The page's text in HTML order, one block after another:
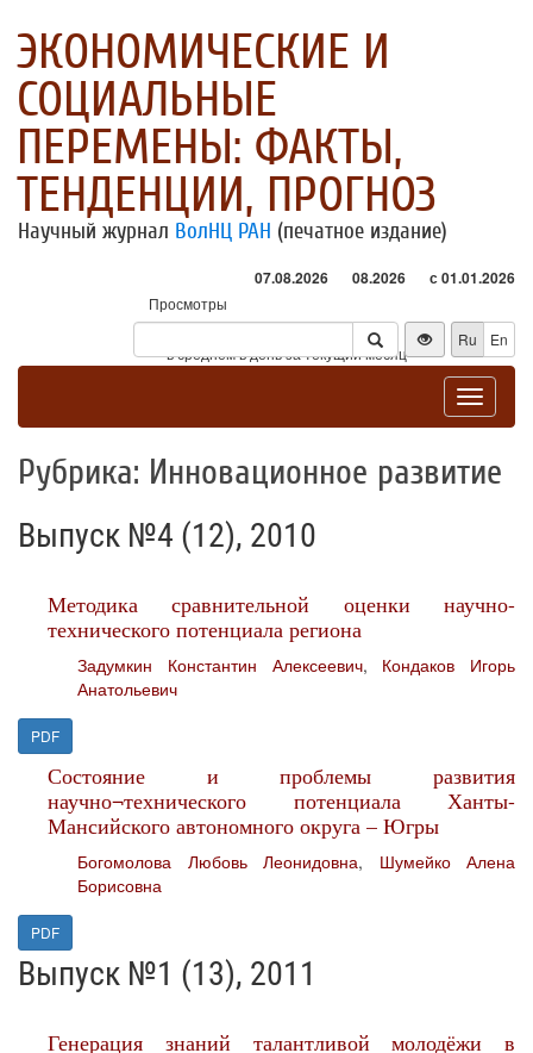
ЭКОНОМИЧЕСКИЕ И
СОЦИАЛЬНЫЕ
ПЕРЕМЕНЫ: ФАКТЫ,
ТЕНДЕНЦИИ, ПРОГНОЗ
Научный журнал ВолНЦ РАН (печатное издание)
07.08.2026 08.2026 с 01.01.2026
Просмотры
Посетители
* - в среднем в день за текущий месяц
Ru En
Toggle
Рубрика: Инновационное развитие
Выпуск №4 (12), 2010
Методика сравнительной оценки научно-
технического потенциала региона
Задумкин Константин Алексеевич, Кондаков Игорь
Анатольевич
PDF
Состояние и проблемы развития
научно¬технического потенциала Ханты-
Мансийского автономного округа – Югры
Богомолова Любовь Леонидовна, Шумейко Алена
Борисовна
PDF
Выпуск №1 (13), 2011
Генерация знаний талантливой молодёжи в